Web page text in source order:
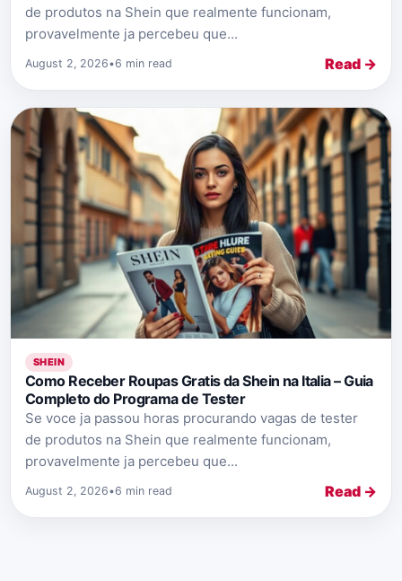
de produtos na Shein que realmente funcionam,
provavelmente ja percebeu que...
August 2, 2026•6 min read Read →
SHEIN
Como Receber Roupas Gratis da Shein na Italia – Guia
Completo do Programa de Tester
Se voce ja passou horas procurando vagas de tester
de produtos na Shein que realmente funcionam,
provavelmente ja percebeu que...
August 2, 2026•6 min read Read →